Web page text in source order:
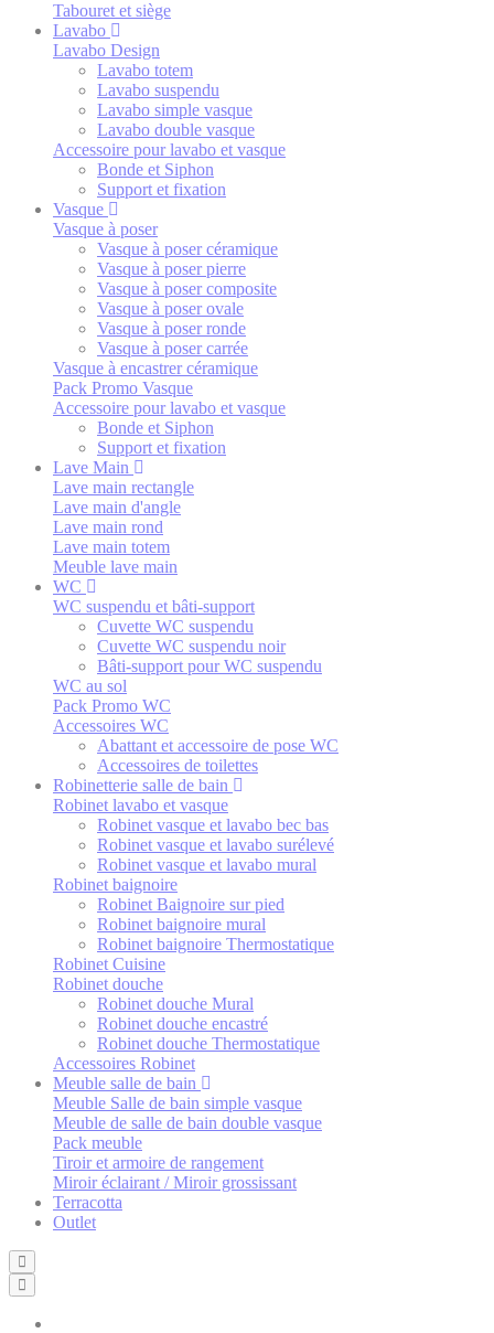
Tabouret et siège
Lavabo
Lavabo Design
Lavabo totem
Lavabo suspendu
Lavabo simple vasque
Lavabo double vasque
Accessoire pour lavabo et vasque
Bonde et Siphon
Support et fixation
Vasque
Vasque à poser
Vasque à poser céramique
Vasque à poser pierre
Vasque à poser composite
Vasque à poser ovale
Vasque à poser ronde
Vasque à poser carrée
Vasque à encastrer céramique
Pack Promo Vasque
Accessoire pour lavabo et vasque
Bonde et Siphon
Support et fixation
Lave Main
Lave main rectangle
Lave main d'angle
Lave main rond
Lave main totem
Meuble lave main
WC
WC suspendu et bâti-support
Cuvette WC suspendu
Cuvette WC suspendu noir
Bâti-support pour WC suspendu
WC au sol
Pack Promo WC
Accessoires WC
Abattant et accessoire de pose WC
Accessoires de toilettes
Robinetterie salle de bain
Robinet lavabo et vasque
Robinet vasque et lavabo bec bas
Robinet vasque et lavabo surélevé
Robinet vasque et lavabo mural
Robinet baignoire
Robinet Baignoire sur pied
Robinet baignoire mural
Robinet baignoire Thermostatique
Robinet Cuisine
Robinet douche
Robinet douche Mural
Robinet douche encastré
Robinet douche Thermostatique
Accessoires Robinet
Meuble salle de bain
Meuble Salle de bain simple vasque
Meuble de salle de bain double vasque
Pack meuble
Tiroir et armoire de rangement
Miroir éclairant / Miroir grossissant
Terracotta
Outlet